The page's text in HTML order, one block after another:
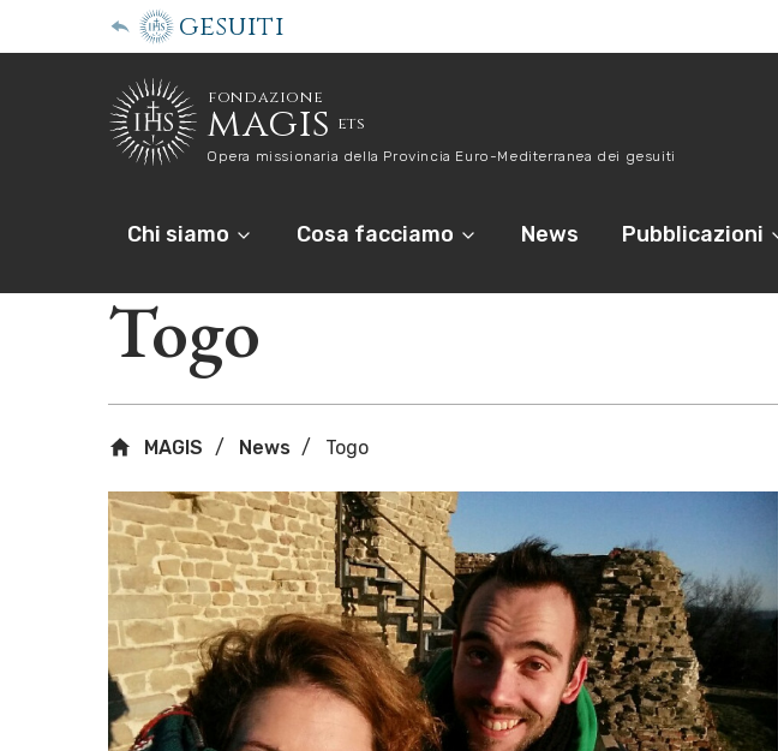
gesuiti
fondazione
magis ets
Opera missionaria della Provincia Euro-Mediterranea dei gesuiti
Chi siamo Cosa facciamo News Pubblicazioni
Togo
MAGIS News Togo